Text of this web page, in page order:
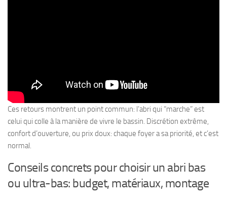
Ces retours montrent un point commun: l’abri qui “marche” est
celui qui colle à la manière de vivre le bassin. Discrétion extrême,
confort d’ouverture, ou prix doux: chaque foyer a sa priorité, et c’est
normal.
Conseils concrets pour choisir un abri bas
ou ultra-bas: budget, matériaux, montage